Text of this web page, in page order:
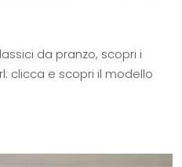
da pranzo, scopri i
clicca e scopri il modello